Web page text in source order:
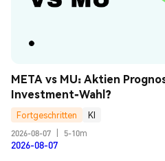
META vs MU: Aktien
Investment-Wahl?
Fortgeschritten
KI
2026-08-07
5-10m
2026-08-07